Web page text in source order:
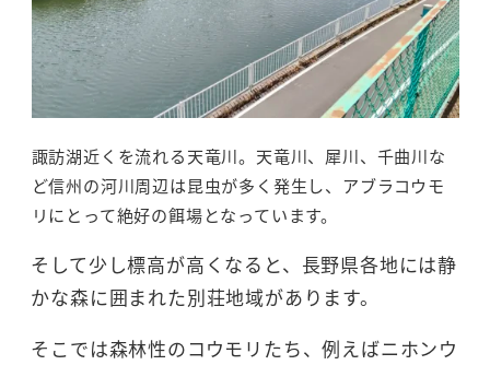
諏訪湖近くを流れる天竜川。天竜川、犀川、千曲川な
ど信州の河川周辺は昆虫が多く発生し、アブラコウモ
リにとって絶好の餌場となっています。
そして少し標高が高くなると、長野県各地には静
かな森に囲まれた別荘地域があります。
そこでは森林性のコウモリたち、例えばニホンウ